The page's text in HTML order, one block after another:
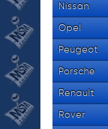
Nissan
Opel
Peugeot
Porsche
Renault
Rover